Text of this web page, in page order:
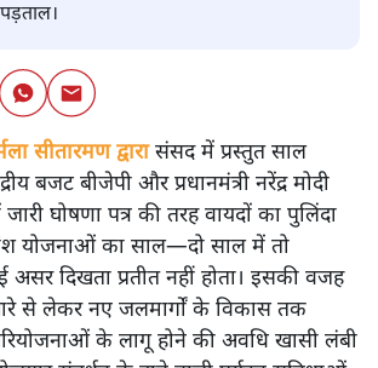
सीतारमण द्वारासंसद में प्रस्तुत साल
बजट बीजेपी और प्रधानमंत्री नरेंद्र मोदी
घोषणा पत्र की तरह वायदों का पुलिंदा
योजनाओं का साल—दो साल में तो
असर दिखता प्रतीत नहीं होता। इसकी वजह
से लेकर नए जलमार्गों के विकास तक
के लागू होने की अवधि खासी लंबी